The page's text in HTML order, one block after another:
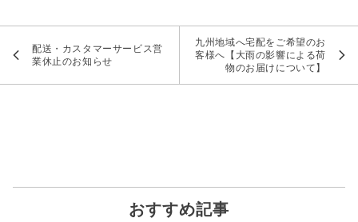
配送・カスタマーサービス営
業休止のお知らせ
九州地域へ宅配をご希望のお
客様へ【大雨の影響による荷
物のお届けについて】
おすすめ記事